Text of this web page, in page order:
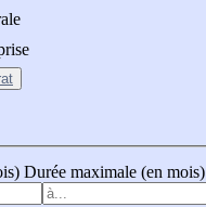
Durée maximale (en mois)